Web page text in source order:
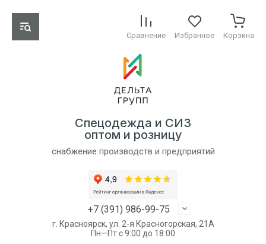
Спецодежда и СИЗ
оптом и розницу
снабжение производств и предприятий
+7 (391) 986-99-75
г. Красноярск, ул. 2-я Красногорская, 21А
Пн—Пт с 9:00 до 18:00
Сравнение Избранное Корзина